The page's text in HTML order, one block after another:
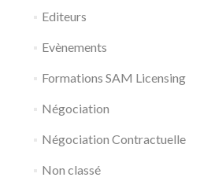
Editeurs
Evènements
Formations SAM Licensing
Négociation
Négociation Contractuelle
Non classé